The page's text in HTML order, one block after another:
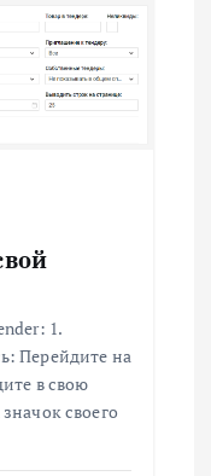
1.
Перейдите на
в свою
своего